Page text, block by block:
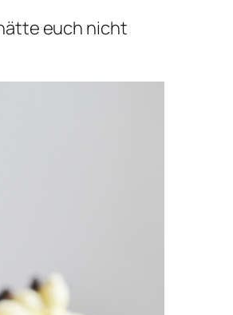
euch nicht